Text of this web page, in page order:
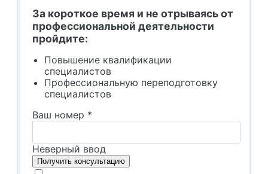
За короткое время и не отрываясь от
профессиональной деятельности
пройдите:
Повышение квалификации
специалистов
Профессиональную переподготовку
специалистов
Ваш номер *
Неверный ввод